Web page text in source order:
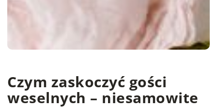
Czym zaskoczyć gości
weselnych – niesamowite